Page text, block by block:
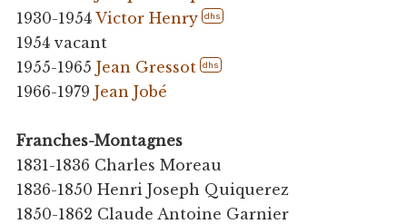
1930-1954 Victor Henry dhs
1954 vacant
1955-1965 Jean Gressot dhs
1966-1979 Jean Jobé
Franches-Montagnes
1831-1836 Charles Moreau
1836-1850 Henri Joseph Quiquerez
1850-1862 Claude Antoine Garnier